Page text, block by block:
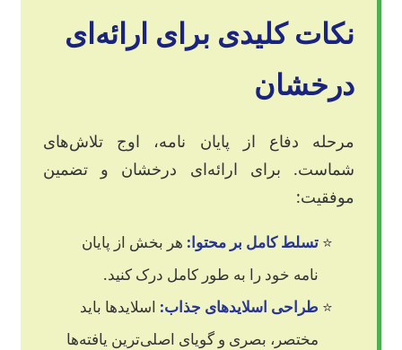
نکات کلیدی برای ارائه‌ای
درخشان
مرحله دفاع از پایان نامه، اوج تلاش‌های
شماست. برای ارائه‌ای درخشان و تضمین
موفقیت:
تسلط کامل بر محتوا: هر بخش از پایان
نامه خود را به طور کامل درک کنید.
طراحی اسلایدهای جذاب: اسلایدها باید
مختصر، بصری و گویای اصلی‌ترین یافته‌ها